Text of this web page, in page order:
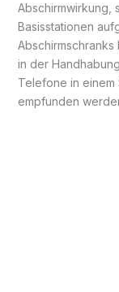
Abschirmwirkung,
Basisstationen
in der
Telefone in einem
empfunden